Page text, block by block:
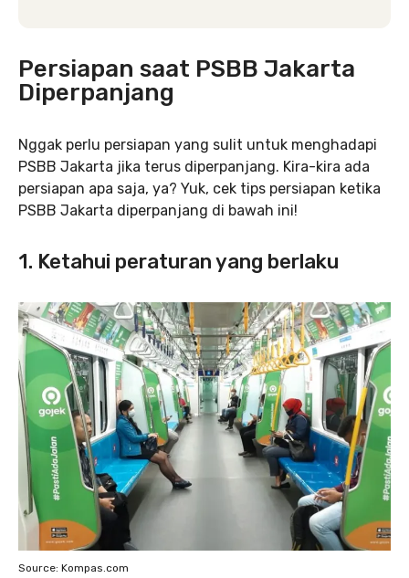
Persiapan saat PSBB Jakarta
Diperpanjang
Nggak perlu persiapan yang sulit untuk menghadapi
PSBB Jakarta jika terus diperpanjang. Kira-kira ada
persiapan apa saja, ya? Yuk, cek tips persiapan ketika
PSBB Jakarta diperpanjang di bawah ini!
1. Ketahui peraturan yang berlaku
Source: Kompas.com